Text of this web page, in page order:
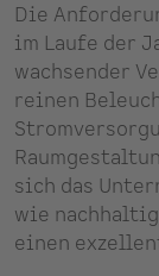
Die
im Laufe der
wachsender
reinen
sich das
wie
einen